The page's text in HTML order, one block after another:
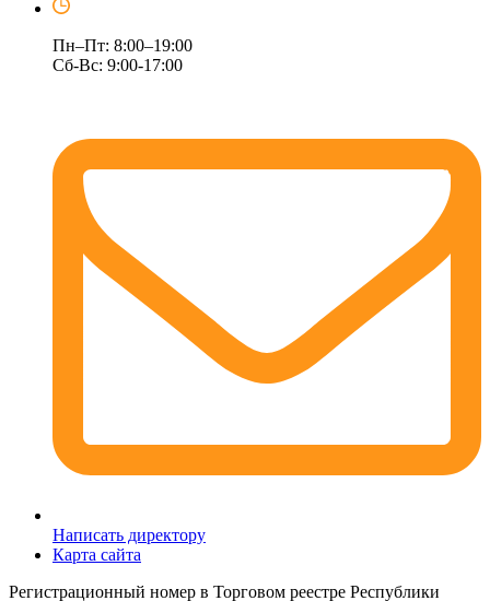
Пн–Пт: 8:00–19:00
Сб-Вс: 9:00-17:00
Написать директору
Карта сайта
Регистрационный номер в Торговом реестре Республики